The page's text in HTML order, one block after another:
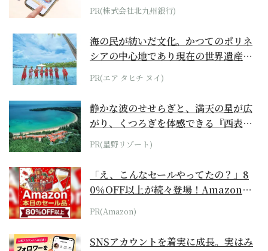
PR(株式会社北九州銀行)
海の民が紡いだ文化。かつてのポリネ
シアの中心地であり現在の世界遺産か
らみえてくる...
PR(エア タヒチ ヌイ)
静かな波のせせらぎと、満天の星が広
がり、くつろぎを体感できる『西表島
ホテル by...
PR(星野リゾート)
「え、こんなセールやってたの？」8
0％OFF以上が続々登場！Amazonの
本気が...
PR(Amazon)
SNSアカウントを着実に成長。実はみ